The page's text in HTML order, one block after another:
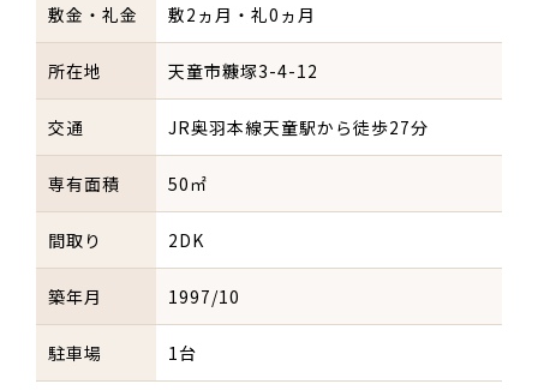
敷金・礼金 敷2ヵ月・礼0ヵ月
所在地 天童市糠塚3-4-12
交通 JR奥羽本線天童駅から徒歩27分
専有面積 50㎡
間取り 2DK
築年月 1997/10
駐車場 1台